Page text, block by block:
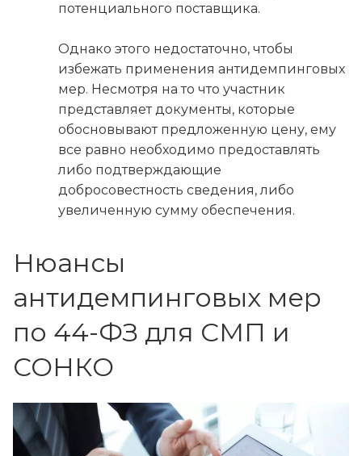
потенциального поставщика.
Однако этого недостаточно, чтобы
избежать применения антидемпинговых
мер. Несмотря на то что участник
представляет документы, которые
обосновывают предложенную цену, ему
все равно необходимо предоставлять
либо подтверждающие
добросовестность сведения, либо
увеличенную сумму обеспечения.
Нюансы
антидемпинговых мер
по 44-ФЗ для СМП и
СОНКО